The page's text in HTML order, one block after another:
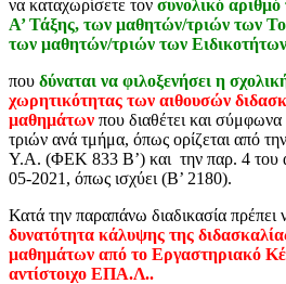
να καταχωρίσετε τον συνολικό
Α’ Τάξης, των μαθητών/τριών των
των μαθητών/τριών των
που δύναται να φιλοξενήσει η
χωρητικότητας των αιθουσών
μαθημάτων που διαθέτει και
τριών ανά τμήμα, όπως ορίζεται από
Υ.Α. (ΦΕΚ 833 Β’) και την παρ. 4 του
05-2021, όπως ισχύει (Β’ 2180).
Κατά την παραπάνω διαδικασία πρέπει
δυνατότητα κάλυψης της
μαθημάτων από το Εργαστηριακό
αντίστοιχο ΕΠΑ.Λ..